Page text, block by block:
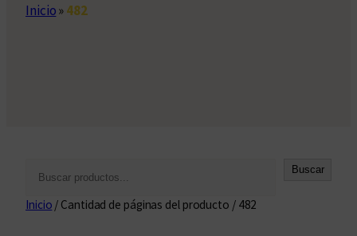
Inicio»482
s
Buscar
Inicio / Cantidad de páginas del producto / 482